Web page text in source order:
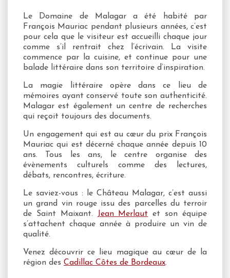
Le Domaine de Malagar a été habité par
François Mauriac pendant plusieurs années, c’est
pour cela que le visiteur est accueilli chaque jour
comme s’il rentrait chez l’écrivain. La visite
commence par la cuisine, et continue pour une
balade littéraire dans son territoire d’inspiration.
La magie littéraire opère dans ce lieu de
mémoires ayant conservé toute son authenticité.
Malagar est également un centre de recherches
qui reçoit toujours des documents.
Un engagement qui est au cœur du prix François
Mauriac qui est décerné chaque année depuis 10
ans. Tous les ans, le centre organise des
évènements culturels comme des lectures,
débats, rencontres, écriture.
Le saviez-vous : le Château Malagar, c’est aussi
un grand vin rouge issu des parcelles du terroir
de Saint Maixant.
Jean Merlaut et son équipe
s’attachent chaque année à produire un vin de
qualité.
Venez découvrir ce lieu magique au cœur de la
région des Cadillac Côtes de Bordeaux.